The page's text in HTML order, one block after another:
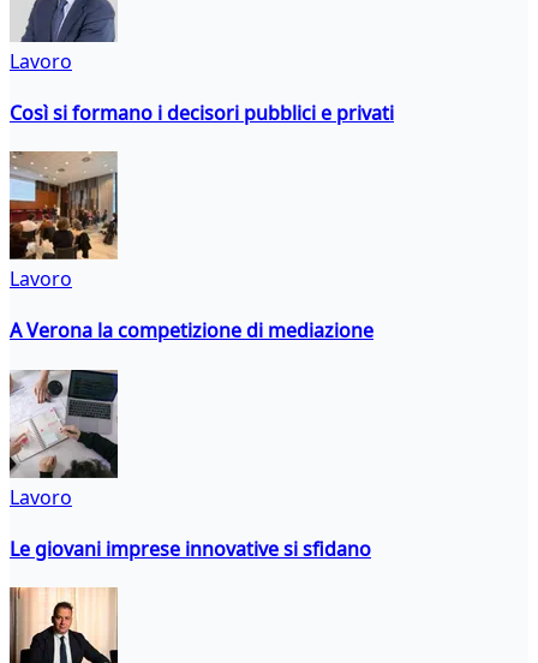
Lavoro
Così si formano i decisori pubblici e privati
Lavoro
A Verona la competizione di mediazione
Lavoro
Le giovani imprese innovative si sfidano